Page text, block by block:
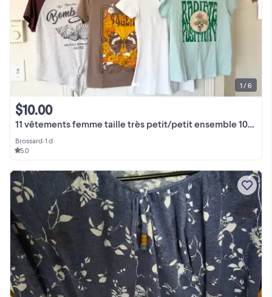
11 vêtements femme taille très petit/petit ensemble 10$.Mango,Bu
$10.00
Brossard•1 d
5.0
1 / 6